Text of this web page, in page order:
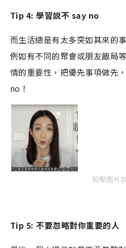
Tip 4: 學習説不 say no
而生活總是有太多突如其來的
例如有不同的聚會或朋友飯局
情的重要性，把優先事項做先
no！
點擊圖片
Tip 5: 不要忽略對你重要的人